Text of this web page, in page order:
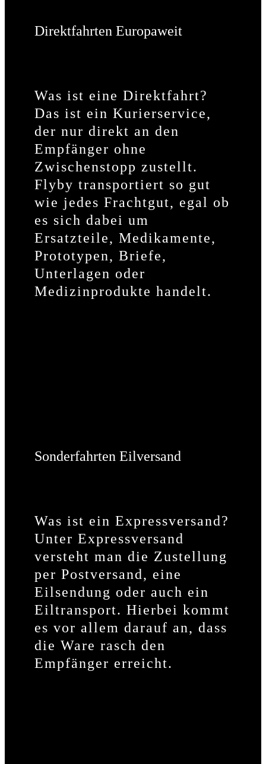
Direktfahrten Europaweit
Was ist eine Direktfahrt?
Das ist ein Kurierservice,
der nur direkt an den
Empfänger ohne
Zwischenstopp zustellt.
Flyby transportiert so gut
wie jedes Frachtgut, egal ob
es sich dabei um
Ersatzteile, Medikamente,
Prototypen, Briefe,
Unterlagen oder
Medizinprodukte handelt.
Sonderfahrten Eilversand
Was ist ein Expressversand?
Unter Expressversand
versteht man die Zustellung
per Postversand, eine
Eilsendung oder auch ein
Eiltransport. Hierbei kommt
es vor allem darauf an, dass
die Ware rasch den
Empfänger erreicht.